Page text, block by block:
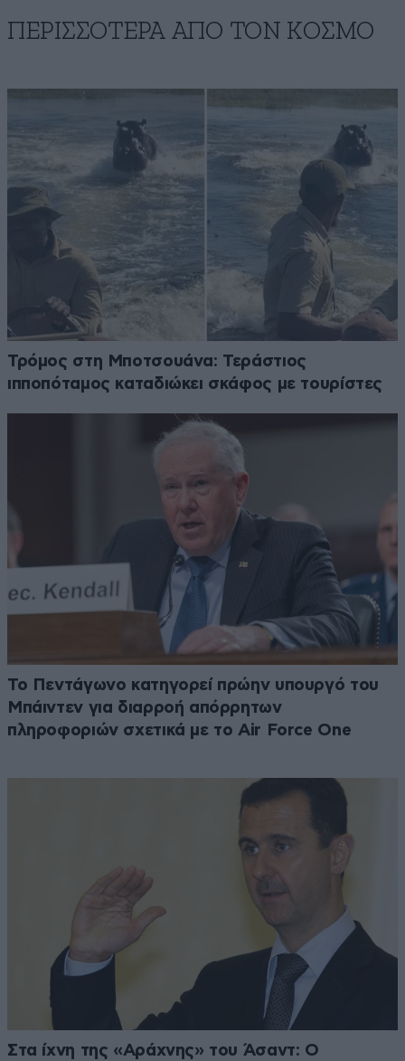
ΠΕΡΙΣΣΟΤΕΡΑ ΑΠΟ ΤΟΝ ΚΟΣΜΟ
Τρόμος στη Μποτσουάνα: Τεράστιος
ιπποπόταμος καταδιώκει σκάφος με τουρίστες
Το Πεντάγωνο κατηγορεί πρώην υπουργό του
Μπάιντεν για διαρροή απόρρητων
πληροφοριών σχετικά με το Air Force One
Στα ίχνη της «Αράχνης» του Άσαντ: Ο